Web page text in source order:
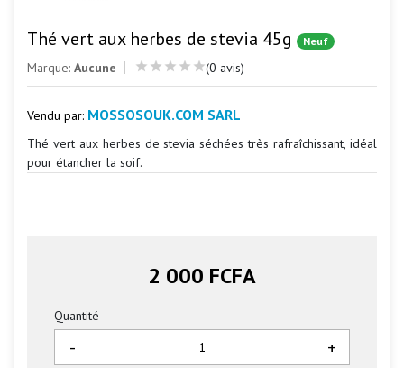
Thé vert aux herbes de stevia 45g Neuf
Marque: Aucune (0 avis)
Vendu par: MOSSOSOUK.COM SARL
Thé vert aux herbes de stevia séchées très rafraîchissant, idéal
pour étancher la soif.
2 000 FCFA
Quantité
+
-